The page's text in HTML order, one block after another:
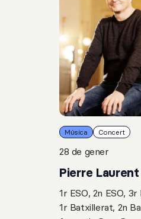
Música Concert
28 de gener
Pierre
1r ESO, 2n ESO, 3r
1r Batxillerat, 2n